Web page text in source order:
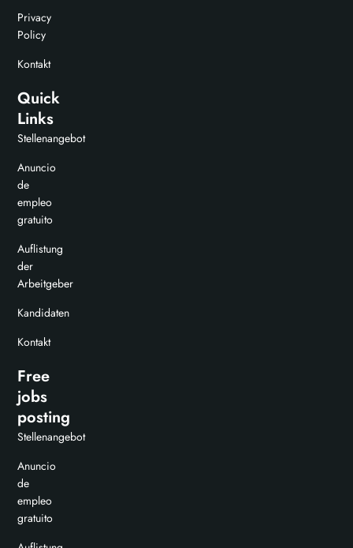
Privacy
Policy
Kontakt
Quick
Links
Stellenangebot
Anuncio
de
empleo
gratuito
Auflistung
der
Arbeitgeber
Kandidaten
Kontakt
Free
jobs
posting
Stellenangebot
Anuncio
de
empleo
gratuito